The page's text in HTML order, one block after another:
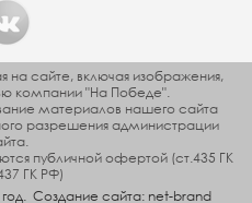
сайте, включая изображения,
компании "На Победе".
материалов нашего сайта
разрешения администрации
публичной офертой (ст.435 ГК
ГК РФ)
Создание сайта: net-brand